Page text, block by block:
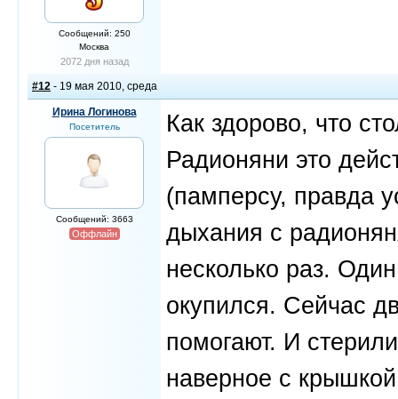
Сообщений: 250
Москва
2072 дня назад
#12 - 19 мая 2010, среда
Ирина Логинова
Посетитель
Сообщений: 3663
Оффлайн
Как здорово, что
Радионяни это
(памперсу, правда
дыхания с
несколько раз.
окупился. Сейчас
помогают. И
наверное с